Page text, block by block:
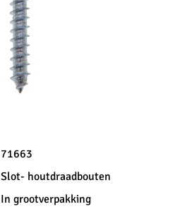
71663
Slot- houtdraadbouten
In grootverpakking